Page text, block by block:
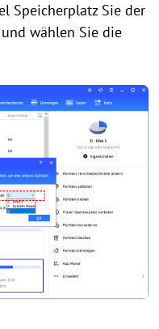
Speicherplatz Sie der
wählen Sie die